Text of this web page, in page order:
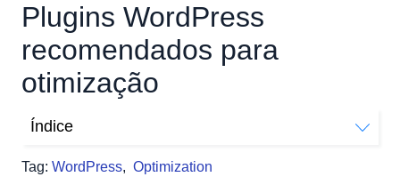
Plugins WordPress
recomendados para
otimização
Tag: WordPress, Optimization
Índice
Otimização de imagem